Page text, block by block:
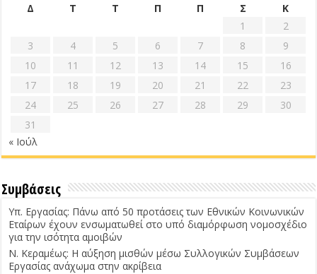
Δ
Τ Τ Π Π Σ
Κ
1
2
3
4 5 6 7 8
9
10
11 12 13 14 15
16
17
18 19 20 21 22
23
24
25 26 27 28 29
30
31
« Ιούλ
Συμβάσεις
Υπ. Εργασίας: Πάνω από 50 προτάσεις των Εθνικών Κοινωνικών
Εταίρων έχουν ενσωματωθεί στο υπό διαμόρφωση νομοσχέδιο
για την ισότητα αμοιβών
Ν. Κεραμέως: Η αύξηση μισθών μέσω Συλλογικών Συμβάσεων
Εργασίας ανάχωμα στην ακρίβεια